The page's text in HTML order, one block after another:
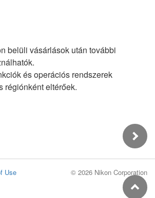
belüli vásárlások után további
és operációs rendszerek
régiónként eltérőek.
Use © 2026 Nikon Corporation